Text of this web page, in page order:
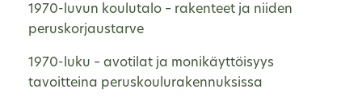
1970-luvun koulutalo – rakenteet ja niiden
peruskorjaustarve
1970-luku – avotilat ja monikäyttöisyys
tavoitteina peruskoulurakennuksissa